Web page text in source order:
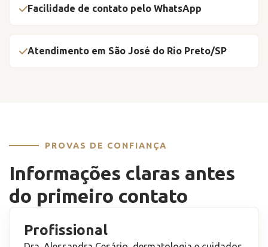
Facilidade de contato pelo WhatsApp
Atendimento em São José do Rio Preto/SP
PROVAS DE CONFIANÇA
Informações claras antes
do primeiro contato
Profissional